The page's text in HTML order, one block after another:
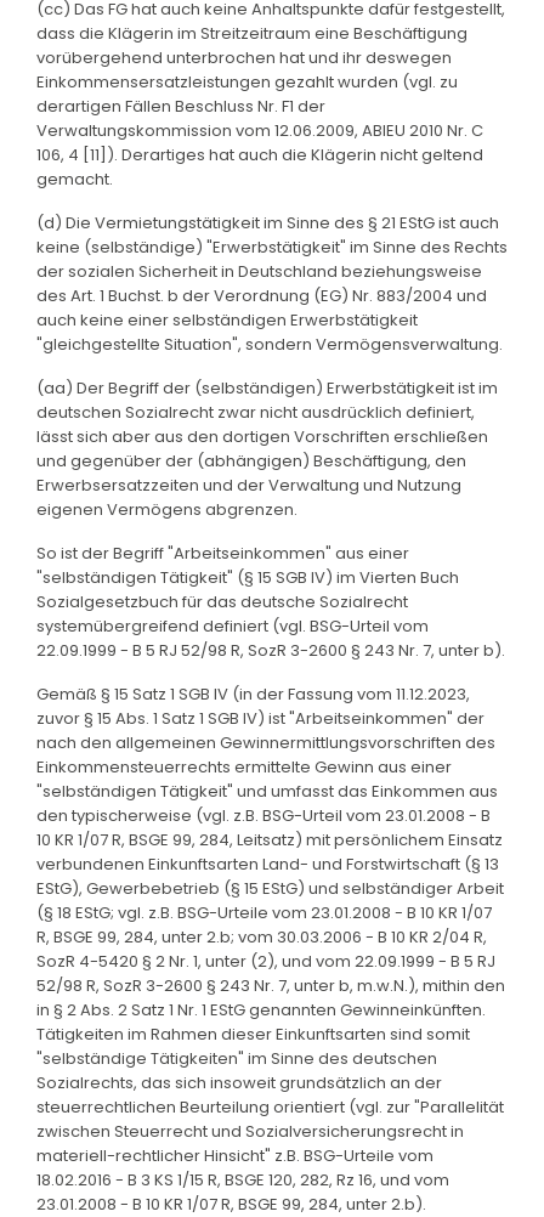
(cc) Das FG hat auch keine Anhaltspunkte dafür festgestellt,
dass die Klägerin im Streitzeitraum eine Beschäftigung
vorübergehend unterbrochen hat und ihr deswegen
Einkommensersatzleistungen gezahlt wurden (vgl. zu
derartigen Fällen Beschluss Nr. F1 der
Verwaltungskommission vom 12.06.2009, ABlEU 2010 Nr. C
106, 4 [11]). Derartiges hat auch die Klägerin nicht geltend
gemacht.
(d) Die Vermietungstätigkeit im Sinne des § 21 EStG ist auch
keine (selbständige) "Erwerbstätigkeit" im Sinne des Rechts
der sozialen Sicherheit in Deutschland beziehungsweise
des Art. 1 Buchst. b der Verordnung (EG) Nr. 883/2004 und
auch keine einer selbständigen Erwerbstätigkeit
"gleichgestellte Situation", sondern Vermögensverwaltung.
(aa) Der Begriff der (selbständigen) Erwerbstätigkeit ist im
deutschen Sozialrecht zwar nicht ausdrücklich definiert,
lässt sich aber aus den dortigen Vorschriften erschließen
und gegenüber der (abhängigen) Beschäftigung, den
Erwerbsersatzzeiten und der Verwaltung und Nutzung
eigenen Vermögens abgrenzen.
So ist der Begriff "Arbeitseinkommen" aus einer
"selbständigen Tätigkeit" (§ 15 SGB IV) im Vierten Buch
Sozialgesetzbuch für das deutsche Sozialrecht
systemübergreifend definiert (vgl. BSG-Urteil vom
22.09.1999 - B 5 RJ 52/98 R, SozR 3-2600 § 243 Nr. 7, unter b).
Gemäß § 15 Satz 1 SGB IV (in der Fassung vom 11.12.2023,
zuvor § 15 Abs. 1 Satz 1 SGB IV) ist "Arbeitseinkommen" der
nach den allgemeinen Gewinnermittlungsvorschriften des
Einkommensteuerrechts ermittelte Gewinn aus einer
"selbständigen Tätigkeit" und umfasst das Einkommen aus
den typischerweise (vgl. z.B. BSG-Urteil vom 23.01.2008 - B
10 KR 1/07 R, BSGE 99, 284, Leitsatz) mit persönlichem Einsatz
verbundenen Einkunftsarten Land- und Forstwirtschaft (§ 13
EStG), Gewerbebetrieb (§ 15 EStG) und selbständiger Arbeit
(§ 18 EStG; vgl. z.B. BSG-Urteile vom 23.01.2008 - B 10 KR 1/07
R, BSGE 99, 284, unter 2.b; vom 30.03.2006 - B 10 KR 2/04 R,
SozR 4-5420 § 2 Nr. 1, unter (2), und vom 22.09.1999 - B 5 RJ
52/98 R, SozR 3-2600 § 243 Nr. 7, unter b, m.w.N.), mithin den
in § 2 Abs. 2 Satz 1 Nr. 1 EStG genannten Gewinneinkünften.
Tätigkeiten im Rahmen dieser Einkunftsarten sind somit
"selbständige Tätigkeiten" im Sinne des deutschen
Sozialrechts, das sich insoweit grundsätzlich an der
steuerrechtlichen Beurteilung orientiert (vgl. zur "Parallelität
zwischen Steuerrecht und Sozialversicherungsrecht in
materiell-rechtlicher Hinsicht" z.B. BSG-Urteile vom
18.02.2016 - B 3 KS 1/15 R, BSGE 120, 282, Rz 16, und vom
23.01.2008 - B 10 KR 1/07 R, BSGE 99, 284, unter 2.b).